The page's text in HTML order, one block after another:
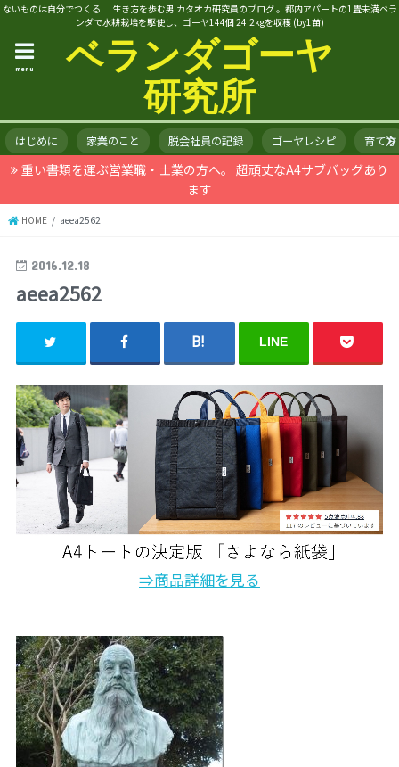
ないものは自分でつくる! 生き方を歩む男 カタオカ研究員のブログ 。都内アパートの1畳未満ベラ
ンダで水耕栽培を駆使し、ゴーヤ144個 24.2kgを収穫 (by1苗)
ベランダゴーヤ
研究所
menu
はじめに 家業のこと 脱会社員の記録 ゴーヤレシピ 育て方
重い書類を運ぶ営業職・士業の方へ。 超頑丈なA4サブバッグあり
ます
HOME aeea2562
2016.12.18
aeea2562
LINE
⇒商品詳細を見る